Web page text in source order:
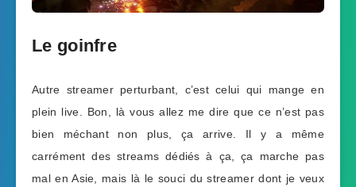
Le goinfre
Autre streamer perturbant, c’est celui qui mange en
plein live. Bon, là vous allez me dire que ce n’est pas
bien méchant non plus, ça arrive. Il y a même
carrément des streams dédiés à ça, ça marche pas
mal en Asie, mais là le souci du streamer dont je veux